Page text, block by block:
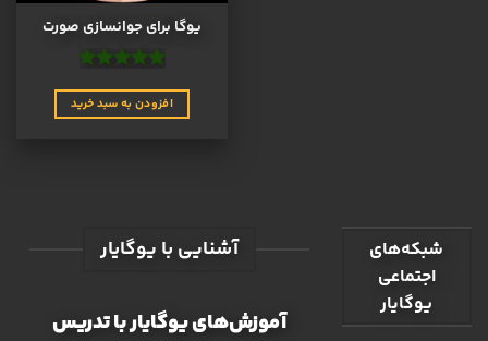
صفحه
محصول
شوند
یوگا برای جوانسازی صورت
5
افزودن به سبد خرید
شبکه‌های
اجتماعی
یوگایار
آشنایی با یوگایار
آموزش‌های یوگایار با تدریس